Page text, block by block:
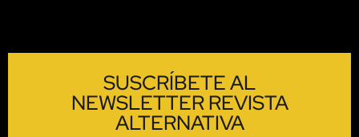
SUSCRÍBETE AL
NEWSLETTER REVISTA
ALTERNATIVA